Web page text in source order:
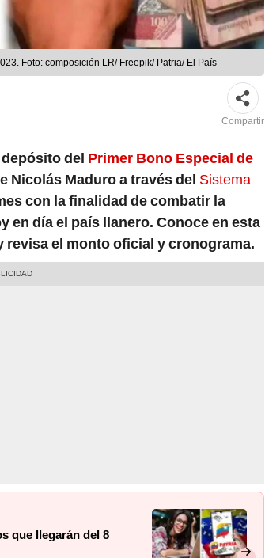
Foto: composición LR/ Freepik/ Patria/ El País
Compartir
del Primer Bono Especial de
Nicolás Maduro a través del Sistema
con la finalidad de combatir la
en día el país llanero. Conoce en esta
revisa el monto oficial y cronograma.
que llegarán del 8